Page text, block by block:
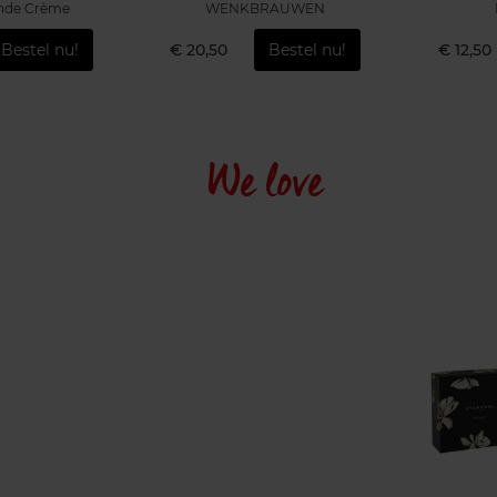
Crème
Bestel nu!
WENKBRAUWEN
€ 20,50 Bestel nu! € 12,50
We love